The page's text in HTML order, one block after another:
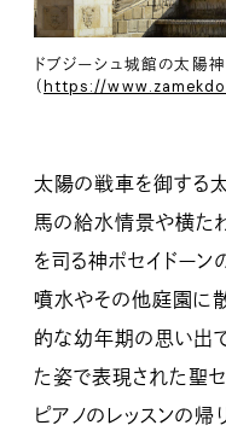
ドブジーシュ城館の太陽
（ https://
太陽の戦車を御する
馬の給水情景や横た
を司る神ポセイドー
噴水やその他庭園に
的な幼年期の思い出
た姿で表現された聖セ
ピアノのレッスンの帰